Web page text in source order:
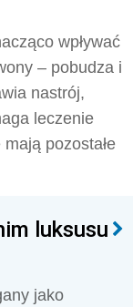
wpływać
– pobudza i
nastrój,
leczenie
pozostałe
luksusu
jako